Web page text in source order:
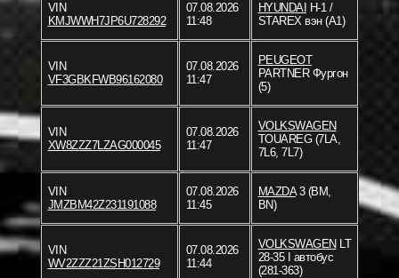
VIN
KMJWWH7JP6U728292
07.08.2026
11:48
HYUNDAI H-1 /
STAREX вэн (A1)
VIN
VF3GBKFWB96162080
07.08.2026
11:47
PEUGEOT
PARTNER Фургон
(5)
VIN
XW8ZZZ7LZAG000045
07.08.2026
11:47
VOLKSWAGEN
TOUAREG (7LA,
7L6, 7L7)
VIN
JMZBM42Z231191088
07.08.2026
11:45
MAZDA3 (BM,
BN)
VIN
WV2ZZZ21ZSH012729
07.08.2026
11:44
VOLKSWAGEN LT
28-35 I автобус
(281-363)